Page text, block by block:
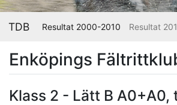
TDB Resultat 2000-2010 Resultat
Enköpings
Klass 2 - Lätt B A0+A0,